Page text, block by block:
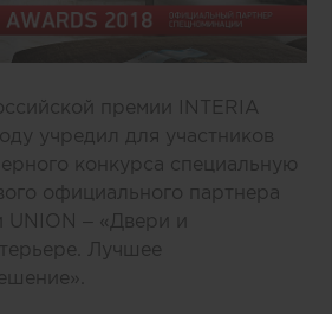
премии INTERIA
учредил для участников
конкурса специальную
официального партнера
UNION – «Двери и
Лучшее